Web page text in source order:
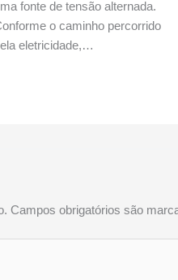
fonte de tensão alternada.
o caminho percorrido
eletricidade,…
Campos obrigatórios são